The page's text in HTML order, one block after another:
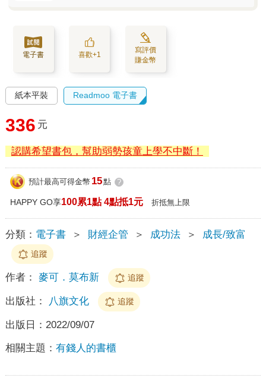
電子書 喜歡+1
寫評價
賺金幣
紙本平裝 Readmoo 電子書
336 元
認購希望書包，幫助弱勢孩童上學不中斷！
預計最高可得金幣 15點 ?
HAPPY GO享100累1點 4點抵1元 折抵無上限
分類： 電子書 ＞ 財經企管 ＞ 成功法 ＞ 成長/致富
追蹤
作者： 麥可．莫布新 追蹤
出版社： 八旗文化 追蹤
出版日： 2022/09/07
相關主題： 有錢人的書櫃